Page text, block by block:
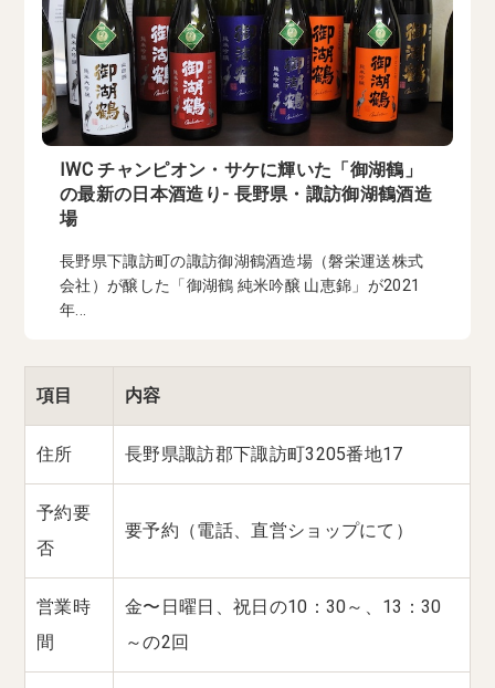
IWC チャンピオン・サケに輝いた「御湖鶴」
の最新の日本酒造り- 長野県・諏訪御湖鶴酒造
場
長野県下諏訪町の諏訪御湖鶴酒造場（磐栄運送株式
会社）が醸した「御湖鶴 純米吟醸 山恵錦」が2021
年...
項目 内容
住所 長野県諏訪郡下諏訪町3205番地17
予約要
否
要予約（電話、直営ショップにて）
営業時
間
金〜日曜日、祝日の10：30～、13：30
～の2回